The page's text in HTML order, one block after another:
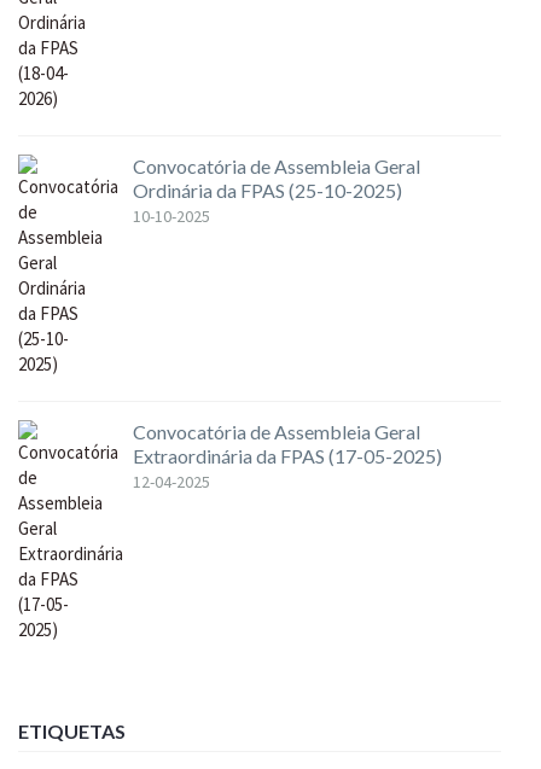
Convocatória de Assembleia Geral
Ordinária da FPAS (25-10-2025)
10-10-2025
Convocatória de Assembleia Geral
Extraordinária da FPAS (17-05-2025)
12-04-2025
ETIQUETAS